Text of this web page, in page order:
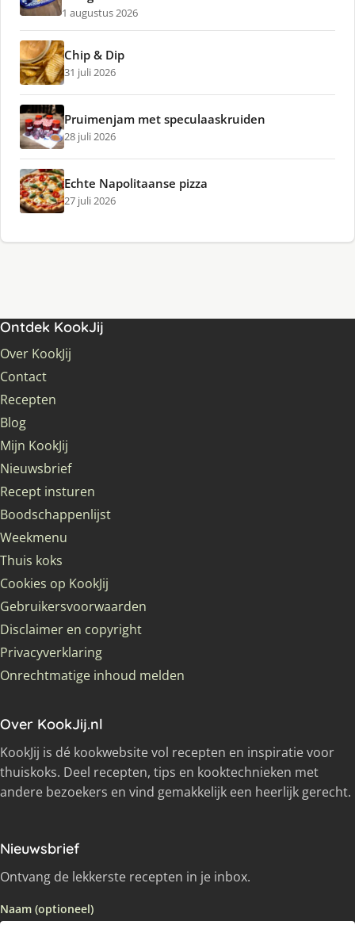
1 augustus 2026
Chip & Dip
31 juli 2026
Pruimenjam met speculaaskruiden
28 juli 2026
Echte Napolitaanse pizza
27 juli 2026
Ontdek KookJij
Over KookJij
Contact
Recepten
Blog
Mijn KookJij
Nieuwsbrief
Recept insturen
Boodschappenlijst
Weekmenu
Thuis koks
Cookies op KookJij
Gebruikersvoorwaarden
Disclaimer en copyright
Privacyverklaring
Onrechtmatige inhoud melden
Over KookJij.nl
KookJij is dé kookwebsite vol recepten en inspiratie voor
thuiskoks. Deel recepten, tips en kooktechnieken met
andere bezoekers en vind gemakkelijk een heerlijk gerecht.
Nieuwsbrief
Ontvang de lekkerste recepten in je inbox.
Naam (optioneel)